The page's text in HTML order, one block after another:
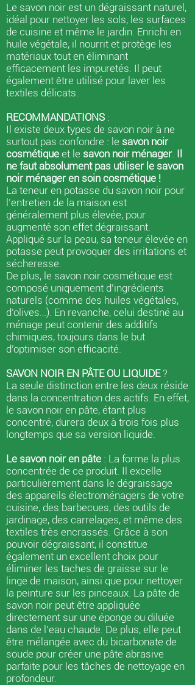
Le savon noir est un dégraissant naturel,
idéal pour nettoyer les sols, les surfaces
de cuisine et même le jardin. Enrichi en
huile végétale, il nourrit et protège les
matériaux tout en éliminant
efficacement les impuretés. Il peut
également être utilisé pour laver les
textiles délicats.
RECOMMANDATIONS :
Il existe deux types de savon noir à ne
surtout pas confondre : le savon noir
cosmétique et le savon noir ménager. Il
ne faut absolument pas utiliser le savon
noir ménager en soin cosmétique !
La teneur en potasse du savon noir pour
l’entretien de la maison est
généralement plus élevée, pour
augmenté son effet dégraissant.
Appliqué sur la peau, sa teneur élevée en
potasse peut provoquer des irritations et
sécheresse.
De plus, le savon noir cosmétique est
composé uniquement d’ingrédients
naturels (comme des huiles végétales,
d’olives…). En revanche, celui destiné au
ménage peut contenir des additifs
chimiques, toujours dans le but
d’optimiser son efficacité.
SAVON NOIR EN PÂTE OU LIQUIDE?
La seule distinction entre les deux réside
dans la concentration des actifs. En effet,
le savon noir en pâte, étant plus
concentré, durera deux à trois fois plus
longtemps que sa version liquide.
Le savon noir en pâte : La forme la plus
concentrée de ce produit. Il excelle
particulièrement dans le dégraissage
des appareils électroménagers de votre
cuisine, des barbecues, des outils de
jardinage, des carrelages, et même des
textiles très encrassés. Grâce à son
pouvoir dégraissant, il constitue
également un excellent choix pour
éliminer les taches de graisse sur le
linge de maison, ainsi que pour nettoyer
la peinture sur les pinceaux. La pâte de
savon noir peut être appliquée
directement sur une éponge ou diluée
dans de l'eau chaude. De plus, elle peut
être mélangée avec du bicarbonate de
soude pour créer une pâte abrasive
parfaite pour les tâches de nettoyage en
profondeur.